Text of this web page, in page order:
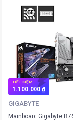
TIẾT KIỆM
1.100.000 ₫
GIGABYTE
Mainboard Gigabyte